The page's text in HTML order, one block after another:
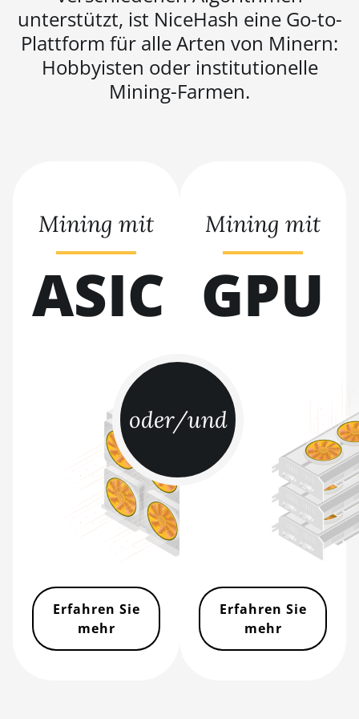
Pro (100Th)
BITMAIN AntMiner S19j
Pro (104Th)
BITMAIN AntMiner S19j
BITMAIN AntMiner S21
Hyd. (335Th)
BITMAIN AntMiner S21
Immersion (301Th)
BITMAIN AntMiner S21 XP
BITMAIN AntMiner S21 XP
Hyd (473Th)
BITMAIN AntMiner S21 XP
Immersion (300Th)
BITMAIN AntMiner S21
XP+ Hyd (500Th)
BITMAIN AntMiner S21+
BITMAIN AntMiner S21+
Hyd (319Th)
BITMAIN AntMiner S21e
unterstützt, ist NiceHash eine Go-to-
Plattform für alle Arten von Minern:
Hobbyisten oder institutionelle
Mining-Farmen.
oder/und
Mining mit
ASIC
Erfahren Sie
mehr
Mining mit
GPU
Erfahren Sie
mehr